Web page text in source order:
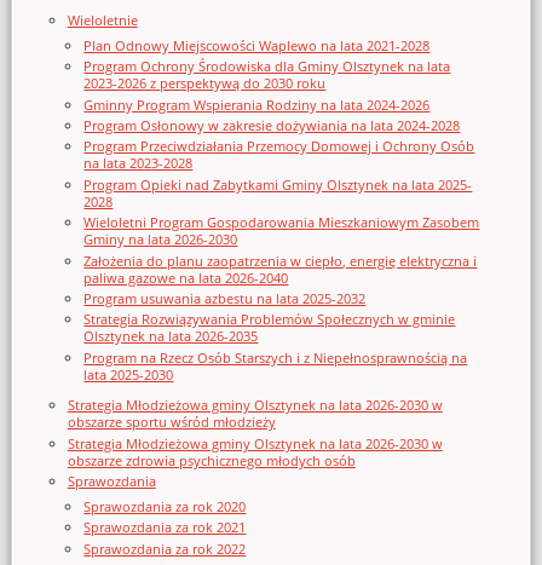
Wieloletnie
Plan Odnowy Miejscowości Waplewo na lata 2021-2028
Program Ochrony Środowiska dla Gminy Olsztynek na lata
2023-2026 z perspektywą do 2030 roku
Gminny Program Wspierania Rodziny na lata 2024-2026
Program Osłonowy w zakresie dożywiania na lata 2024-2028
Program Przeciwdziałania Przemocy Domowej i Ochrony Osób
na lata 2023-2028
Program Opieki nad Zabytkami Gminy Olsztynek na lata 2025-
2028
Wieloletni Program Gospodarowania Mieszkaniowym Zasobem
Gminy na lata 2026-2030
Założenia do planu zaopatrzenia w ciepło, energię elektryczna i
paliwa gazowe na lata 2026-2040
Program usuwania azbestu na lata 2025-2032
Strategia Rozwiązywania Problemów Społecznych w gminie
Olsztynek na lata 2026-2035
Program na Rzecz Osób Starszych i z Niepełnosprawnością na
lata 2025-2030
Strategia Młodzieżowa gminy Olsztynek na lata 2026-2030 w
obszarze sportu wśród młodzieży
Strategia Młodzieżowa gminy Olsztynek na lata 2026-2030 w
obszarze zdrowia psychicznego młodych osób
Sprawozdania
Sprawozdania za rok 2020
Sprawozdania za rok 2021
Sprawozdania za rok 2022